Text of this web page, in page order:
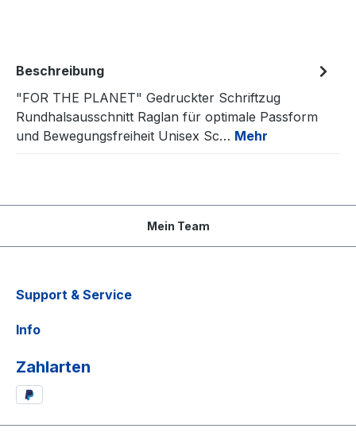
Beschreibung
"FOR THE PLANET" Gedruckter Schriftzug
Rundhalsausschnitt Raglan für optimale Passform
und Bewegungsfreiheit Unisex Sc… Mehr
Mein Team
Support & Service
Info
Zahlarten